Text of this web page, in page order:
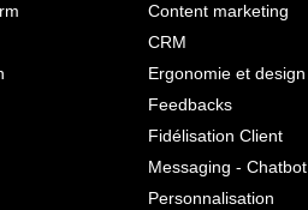
Content marketing
CRM
Ergonomie et design
Feedbacks
Fidélisation Client
Messaging - Chatbot
Personnalisation